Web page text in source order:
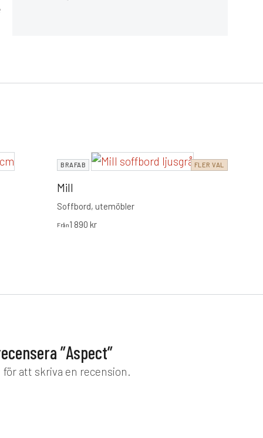
BRAFAB FLER VAL
Mill
Soffbord, utemöbler
Från1 890 kr
”Aspect”
för att skriva en recension.